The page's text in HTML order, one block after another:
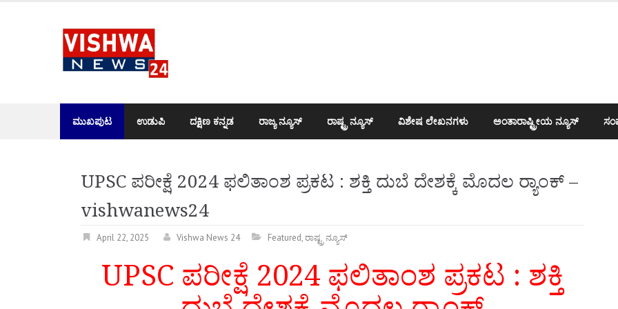
ಮುಖಪುಟ ಉಡುಪಿ ದಕ್ಷಿಣ ಕನ್ನಡ ರಾಜ್ಯ ನ್ಯೂಸ್ ರಾಷ್ಟ್ರ ನ್ಯೂಸ್ ವಿಶೇಷ ಲೇಖನಗಳು ಅಂತಾರಾಷ್ಟ್ರೀಯ ನ್ಯೂಸ್
UPSC ಪರೀಕ್ಷೆ 2024 ಫಲಿತಾಂಶ ಪ್ರಕಟ : ಶಕ್ತಿ ದುಬೆ ದೇಶಕ್ಕೆ ಮೊದಲ ರ‍್ಯಾಂಕ್ –
vishwanews24
April 22, 2025 Vishwa News 24 Featured,ರಾಷ್ಟ್ರ ನ್ಯೂಸ್
UPSC ಪರೀಕ್ಷೆ 2024 ಫಲಿತಾಂಶ ಪ್ರಕಟ : ಶಕ್ತಿ